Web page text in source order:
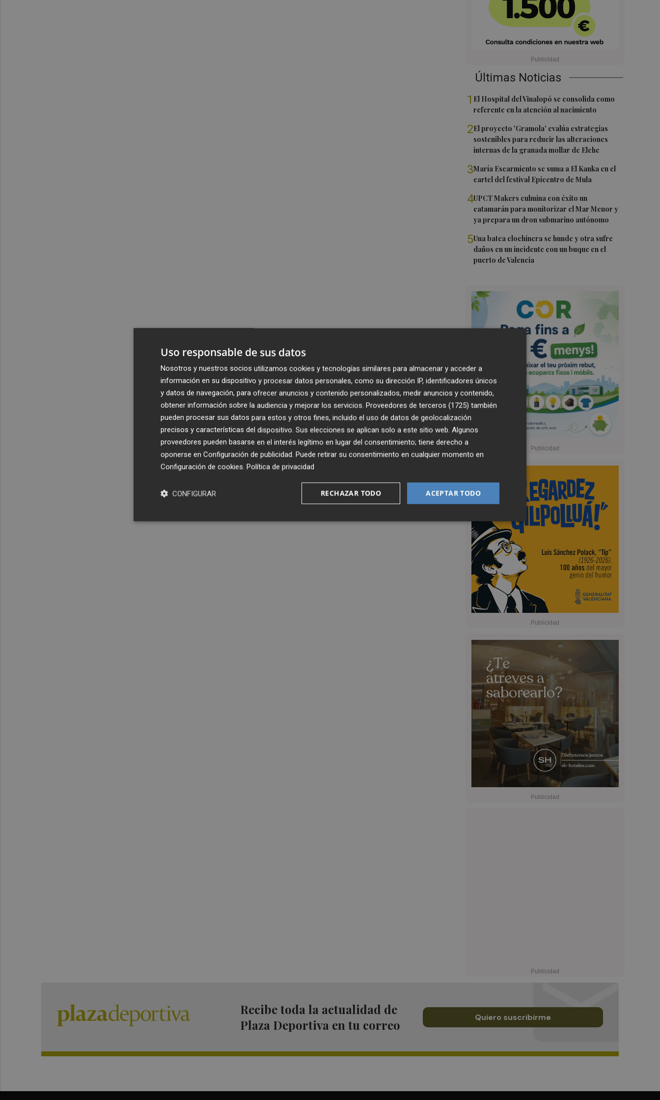
Últimas Noticias
1 El Hospital del Vinalopó se consolida como
referente en la atención al nacimiento
2El proyecto 'Gramola' evalúa estrategias
sostenibles para reducir las alteraciones
internas de la granada mollar de Elche
3María Escarmiento se suma a El Kanka en el
cartel del festival Epicentro de Mula
4UPCT Makers culmina con éxito un
catamarán para monitorizar el Mar Menor y
ya prepara un dron submarino autónomo
5Una batea clochinera se hunde y otra sufre
daños en un incidente con un buque en el
puerto de Valencia
Recibe toda la actualidad de
Plaza Deportiva en tu correo
Quiero suscribirme
Uso responsable de sus datos
Nosotros y nuestros socios utilizamos cookies y tecnologías similares para almacenar y acceder a
información en su dispositivo y procesar datos personales, como su dirección IP, identificadores únicos
y datos de navegación, para ofrecer anuncios y contenido personalizados, medir anuncios y contenido,
obtener información sobre la audiencia y mejorar los servicios. Proveedores de terceros (1725) también
pueden procesar sus datos para estos y otros fines, incluido el uso de datos de geolocalización
precisos y características del dispositivo. Sus elecciones se aplican solo a este sitio web. Algunos
proveedores pueden basarse en el interés legítimo en lugar del consentimiento; tiene derecho a
oponerse en Configuración de publicidad. Puede retirar su consentimiento en cualquier momento en
Configuración de cookies. Política de privacidad
ACEPTAR TODO
RECHAZAR TODO
CONFIGURAR